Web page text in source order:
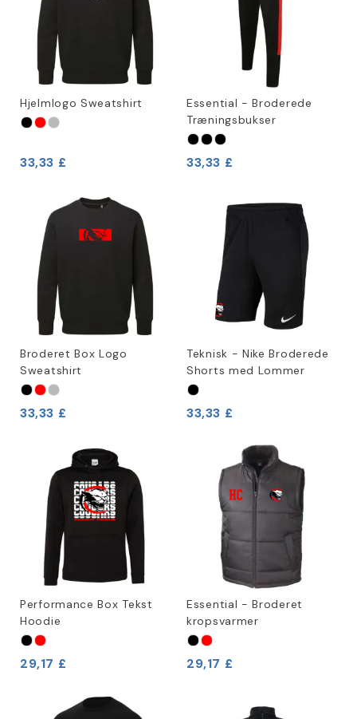
Hjelmlogo Sweatshirt
33,33 £
Essential - Broderede
Træningsbukser
33,33 £
Broderet Box Logo
Sweatshirt
33,33 £
Teknisk - Nike Broderede
Shorts med Lommer
33,33 £
Performance Box Tekst
Hoodie
29,17 £
Essential - Broderet
kropsvarmer
29,17 £